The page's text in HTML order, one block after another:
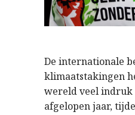
De internationale
klimaatstakingen
wereld veel indruk
afgelopen jaar,